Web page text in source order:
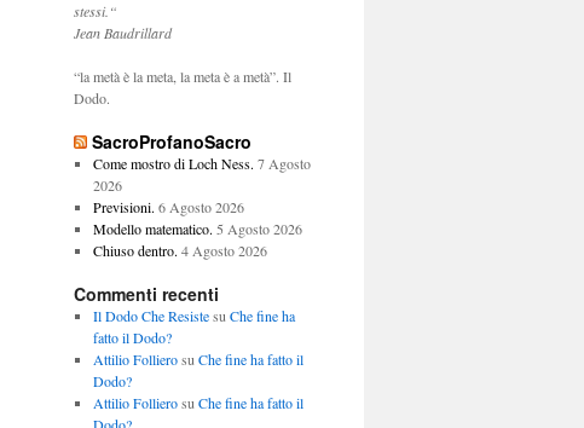
stessi.“
Jean Baudrillard
“la metà è la meta, la meta è a metà”. Il
Dodo.
SacroProfanoSacro
Come mostro di Loch Ness. 7 Agosto
2026
Previsioni. 6 Agosto 2026
Modello matematico. 5 Agosto 2026
Chiuso dentro. 4 Agosto 2026
Commenti recenti
Il Dodo Che Resistesu Che fine ha
fatto il Dodo?
Attilio Follierosu Che fine ha fatto il
Dodo?
Attilio Follierosu Che fine ha fatto il